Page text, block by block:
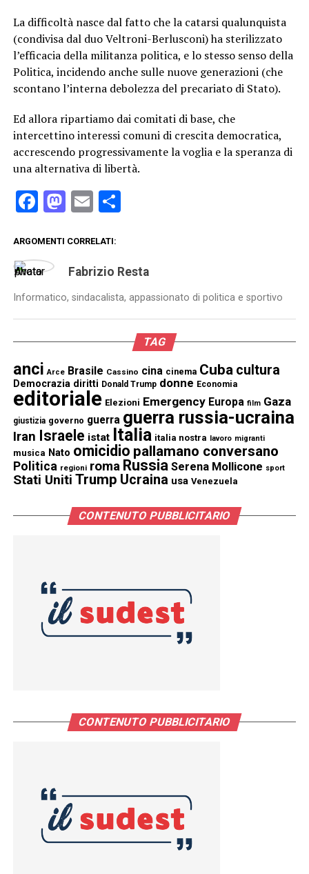
La difficoltà nasce dal fatto che la catarsi qualunquista
(condivisa dal duo Veltroni-Berlusconi) ha sterilizzato
l’efficacia della militanza politica, e lo stesso senso della
Politica, incidendo anche sulle nuove generazioni (che
scontano l’interna debolezza del precariato di Stato).
Ed allora ripartiamo dai comitati di base, che
intercettino interessi comuni di crescita democratica,
accrescendo progressivamente la voglia e la speranza di
una alternativa di libertà.
Facebook
Mastodon
EmailCondividi
ARGOMENTI CORRELATI:
Fabrizio Resta
Informatico, sindacalista, appassionato di politica e sportivo
TAG
anci Arce Brasile Cassino cina cinema Cuba cultura
Democrazia diritti Donald Trump donne Economia
editoriale Elezioni Emergency Europa film Gaza
giustizia governo guerra guerra russia-ucraina
Iran Israele istat Italia italia nostra lavoro migranti
musica Nato omicidio pallamano conversano
Politica regioni roma Russia Serena Mollicone sport
Stati Uniti Trump Ucraina usa Venezuela
CONTENUTO PUBBLICITARIO
CONTENUTO PUBBLICITARIO